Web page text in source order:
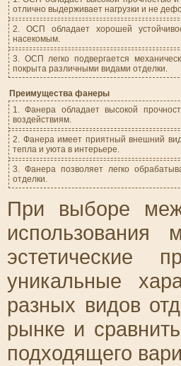
отлично выдерживает нагрузки и не
2. ОСП обладает хорошей
насекомым.
3. ОСП легко подвергается
покрыта различными видами отделки.
Преимущества фанеры
1. Фанера обладает высокой
воздействиям.
2. Фанера имеет приятный внешний
тепла и уюта в интерьере.
3. Фанера позволяет легко
отделки.
При выборе
использования
эстетические
уникальные
разных видов
рынке и
подходящего